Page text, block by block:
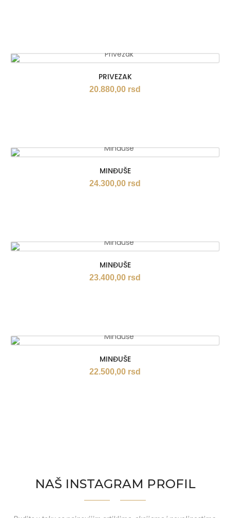
PRIVEZAK
20.880,00 rsd
MINĐUŠE
24.300,00 rsd
MINĐUŠE
23.400,00 rsd
MINĐUŠE
22.500,00 rsd
NAŠ INSTAGRAM PROFIL